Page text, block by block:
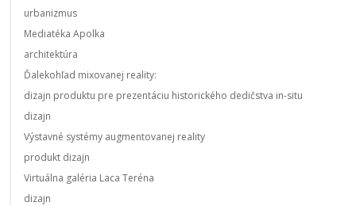
urbanizmus
Mediatéka Apolka
architektúra
Ďalekohľad mixovanej reality:
dizajn produktu pre prezentáciu historického dedičstva in-situ
dizajn
Výstavné systémy augmentovanej reality
produkt dizajn
Virtuálna galéria Laca Teréna
dizajn